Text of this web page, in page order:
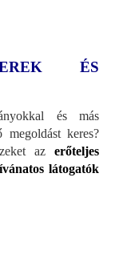
ÉS
és más
megoldást keres?
az erőteljes
látogatók